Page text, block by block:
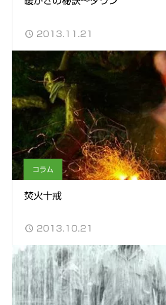
2013.11.21
コラム
焚火十戒
2013.10.21